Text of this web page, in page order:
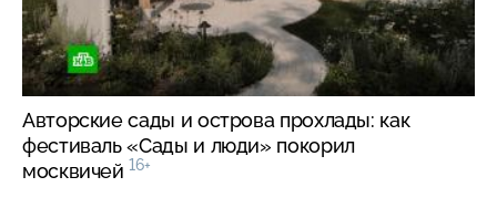
Авторские сады и острова прохлады: как
фестиваль «Сады и люди» покорил
москвичей 16+